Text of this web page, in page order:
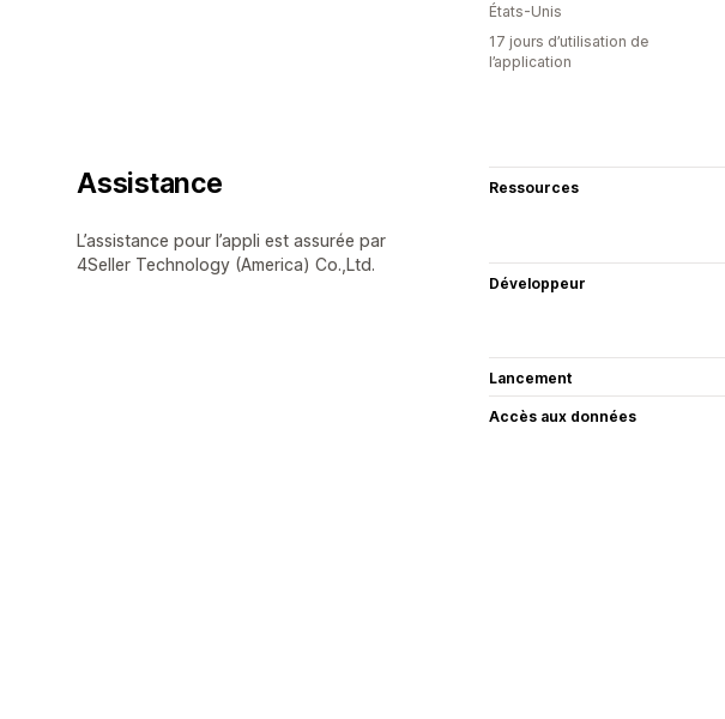
États-Unis
17 jours d’utilisation de
l’application
Assistance
L’assistance pour l’appli est assurée par
4Seller Technology (America) Co.,Ltd.
Ressources
Développeur
Lancement
Accès aux données